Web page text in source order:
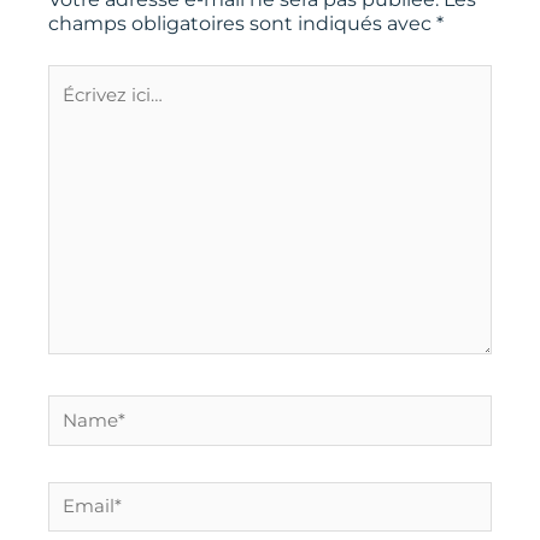
champs obligatoires sont indiqués avec *
ici…